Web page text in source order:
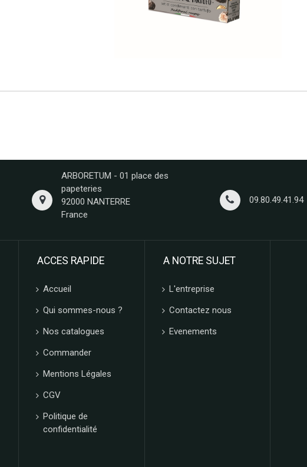
ARBORETUM - 01 place des
papeteries
92000 NANTERRE
France
09.80.49.41.94
ACCES RAPIDE
Accueil
Qui sommes-nous ?
Nos catalogues
Commander
Mentions Légales
CGV
Politique de
confidentialité
A NOTRE SUJET
L'entreprise
Contactez nous
Evenements